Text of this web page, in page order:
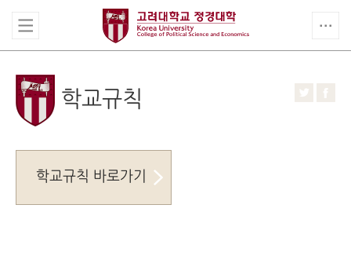
학교규칙
학교규칙 바로가기